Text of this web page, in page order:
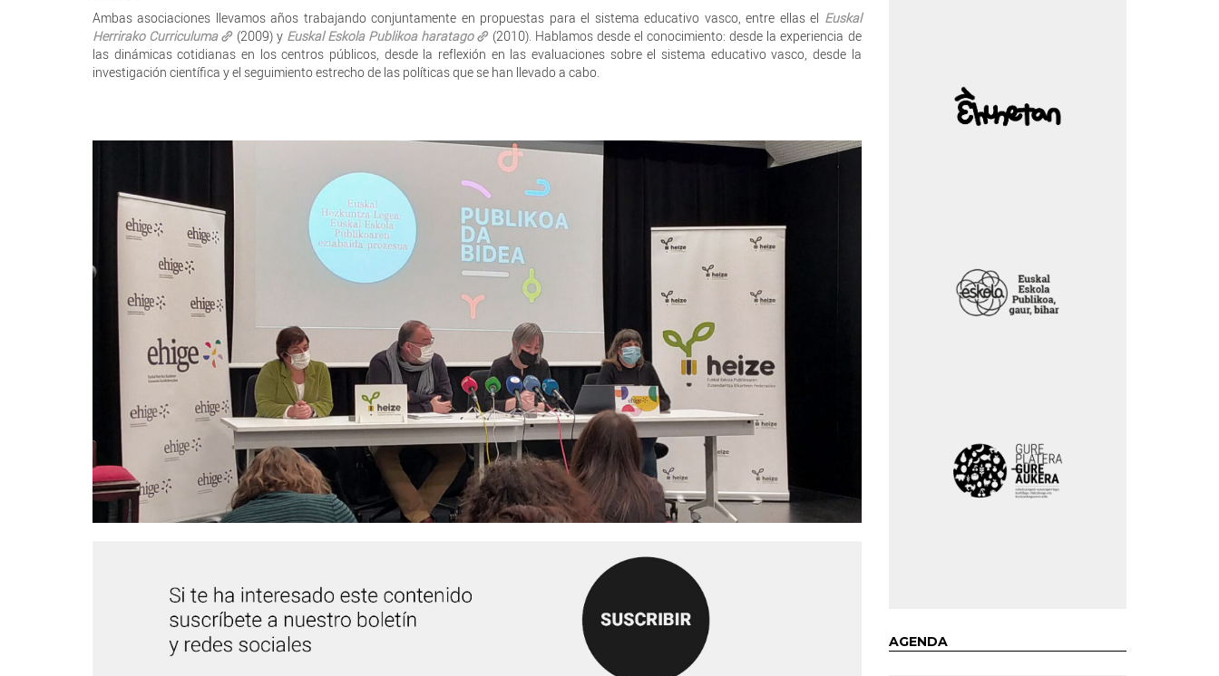
Ambas asociaciones llevamos años trabajando conjuntamente en propuestas para el sistema educativo vasco, entre ellas el Euskal
Herrirako Curriculuma
(2009) y Euskal Eskola Publikoa haratago
(2010). Hablamos desde el conocimiento: desde la experiencia de
las dinámicas cotidianas en los centros públicos, desde la reflexión en las evaluaciones sobre el sistema educativo vasco, desde la
investigación científica y el seguimiento estrecho de las políticas que se han llevado a cabo.
AGENDA